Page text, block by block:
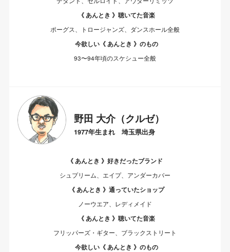
《 あんとき 》聴いてた音楽
ポーグス、トロージャンズ、ダンスホール全般
今欲しい《 あんとき 》のもの
93〜94年頃のスケシュー全般
野田 大介（クルゼ）
1977年生まれ 埼玉県出身
《 あんとき 》好きだったブランド
シュプリーム、エイプ、アンダーカバー
《 あんとき 》通っていたショップ
ノーウエア、レディメイド
《 あんとき 》聴いてた音楽
フリッパーズ・ギター、ブラックストリート
今欲しい《 あんとき 》のもの